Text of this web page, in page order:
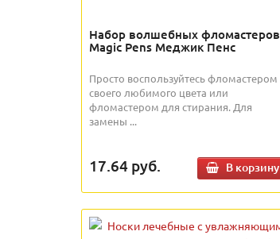
Набор волшебных фломастеров
Magic Pens Меджик Пенс
Просто воспользуйтесь фломастером
своего любимого цвета или
фломастером для стирания. Для
замены ...
17.64 руб. В корзину